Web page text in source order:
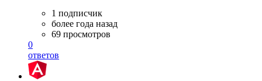
1 подписчик
более года назад
69 просмотров
0
ответов